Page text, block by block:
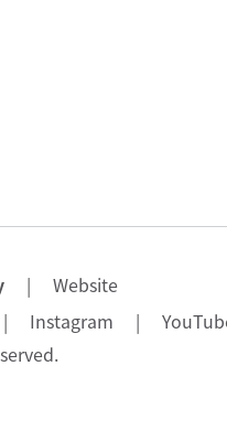
| Website
Instagram |